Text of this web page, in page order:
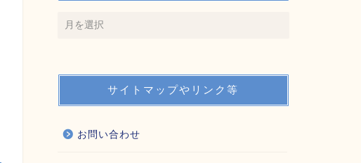
サイトマップやリンク等
お問い合わせ